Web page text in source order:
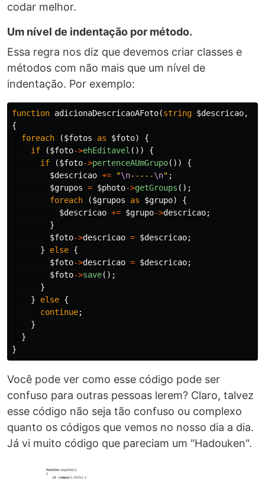
codar melhor.
Um nível de indentação por método.
Essa regra nos diz que devemos criar classes e
métodos com não mais que um nível de
indentação. Por exemplo:
function adicionaDescricaoAFoto(string $descricao,
{
foreach
($fotos as $foto)
{
if
($foto->ehEditavel ())
{
if
($foto->pertenceAUmGrupo())
{
$descricao += "\n-----\n" ;
$grupos = $photo->getGroups ();
foreach
($grupos as $grupo)
{
$descricao += $grupo->descricao;
}
$foto->descricao = $descricao;
}
else {
$foto->descricao = $descricao;
$foto->save();
}
}
else {
continue;
}
}
}
Você pode ver como esse código pode ser
confuso para outras pessoas lerem? Claro, talvez
esse código não seja tão confuso ou complexo
quanto os códigos que vemos no nosso dia a dia.
Já vi muito código que pareciam um "Hadouken".